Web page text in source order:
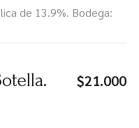
de 13.9%. Bodega:
$21.000